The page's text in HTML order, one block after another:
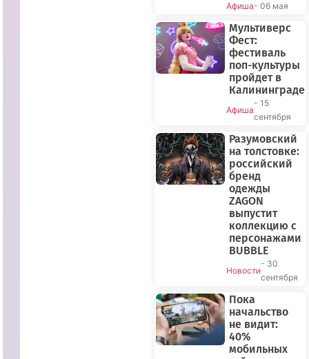
Афиша- 06 мая
Мультиверс
Фест:
фестиваль
поп-культуры
пройдет в
Калининграде
Афиша
- 15
сентября
Разумовский
на толстовке:
российский
бренд
одежды
ZAGON
выпустит
коллекцию с
персонажами
BUBBLE
Новости
- 30
сентября
Пока
начальство
не видит:
40%
мобильных